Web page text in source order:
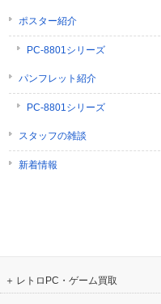
ポスター紹介
PC-8801シリーズ
パンフレット紹介
PC-8801シリーズ
スタッフの雑談
新着情報
レトロPC・ゲーム買取